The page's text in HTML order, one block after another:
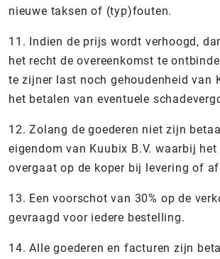
nieuwe taksen of (typ)fouten.
11. Indien de prijs wordt verhoogd,
het recht de overeenkomst te
te zijner last noch gehoudenheid van
het betalen van eventuele
12. Zolang de goederen niet zijn
eigendom van Kuubix B.V. waarbij
overgaat op de koper bij levering of
13. Een voorschot van 30% op de
gevraagd voor iedere bestelling.
14. Alle goederen en facturen zijn